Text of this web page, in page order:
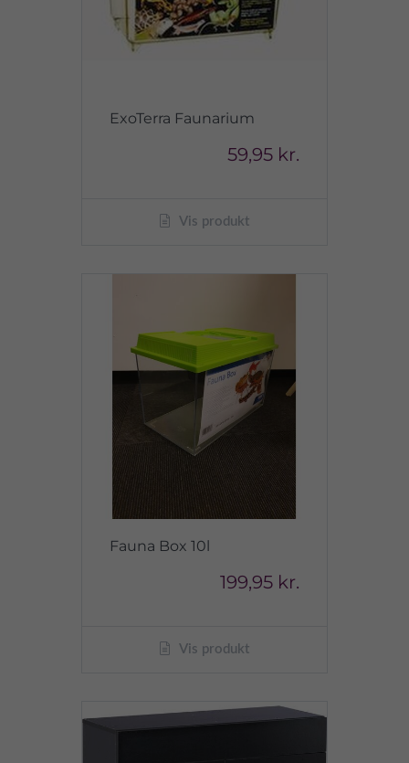
ExoTerra Faunarium
59,95 kr.
Vis produkt
Fauna Box 10l
199,95 kr.
Vis produkt